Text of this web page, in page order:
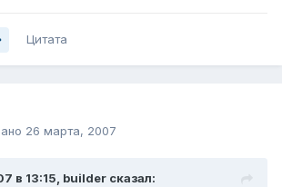
Цитата
26 марта, 2007
в 13:15, builder сказал: